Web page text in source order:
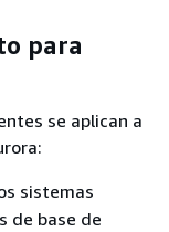
para
se aplican a
sistemas
de base de